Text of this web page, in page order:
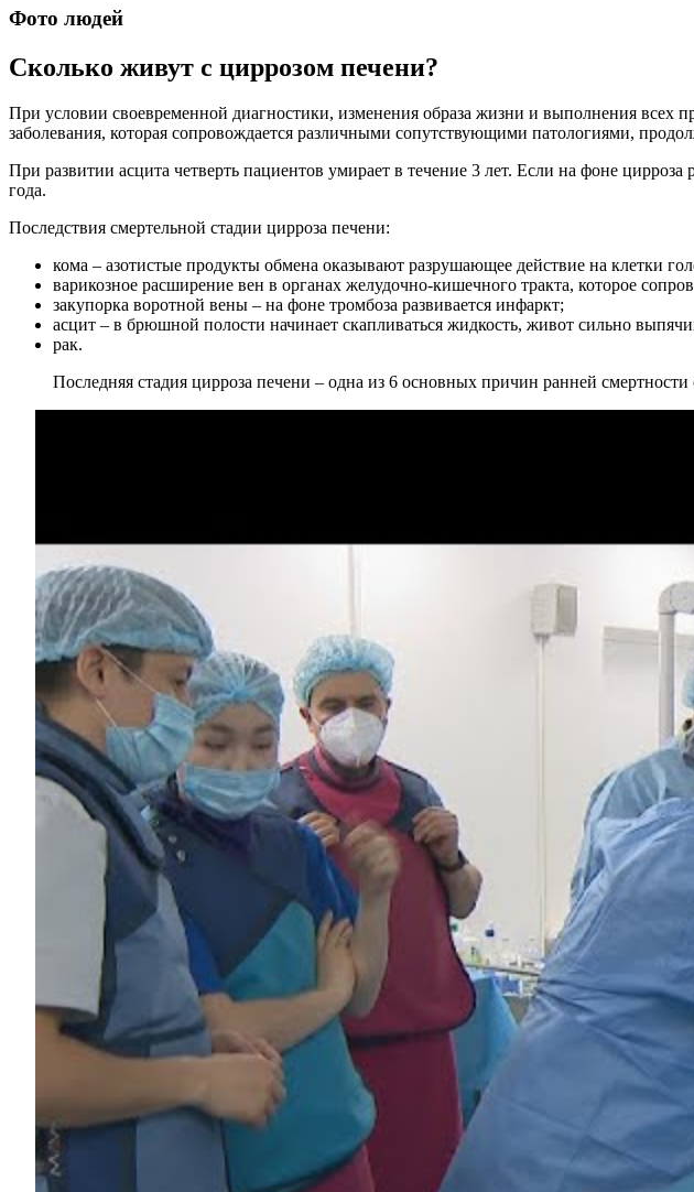
Фото людей
Сколько живут с циррозом печени?
При условии своевременной диагностики, изменения образа жизни и выполнения всех
заболевания, которая сопровождается различными сопутствующими патологиями,
При развитии асцита четверть пациентов умирает в течение 3 лет. Если на фоне
года.
Последствия смертельной стадии цирроза печени:
кома – азотистые продукты обмена оказывают разрушающее действие на клетки
варикозное расширение вен в органах желудочно-кишечного тракта, которое
закупорка воротной вены – на фоне тромбоза развивается инфаркт;
асцит – в брюшной полости начинает скапливаться жидкость, живот сильно
рак.
Последняя стадия цирроза печени – одна из 6 основных причин ранней смертности